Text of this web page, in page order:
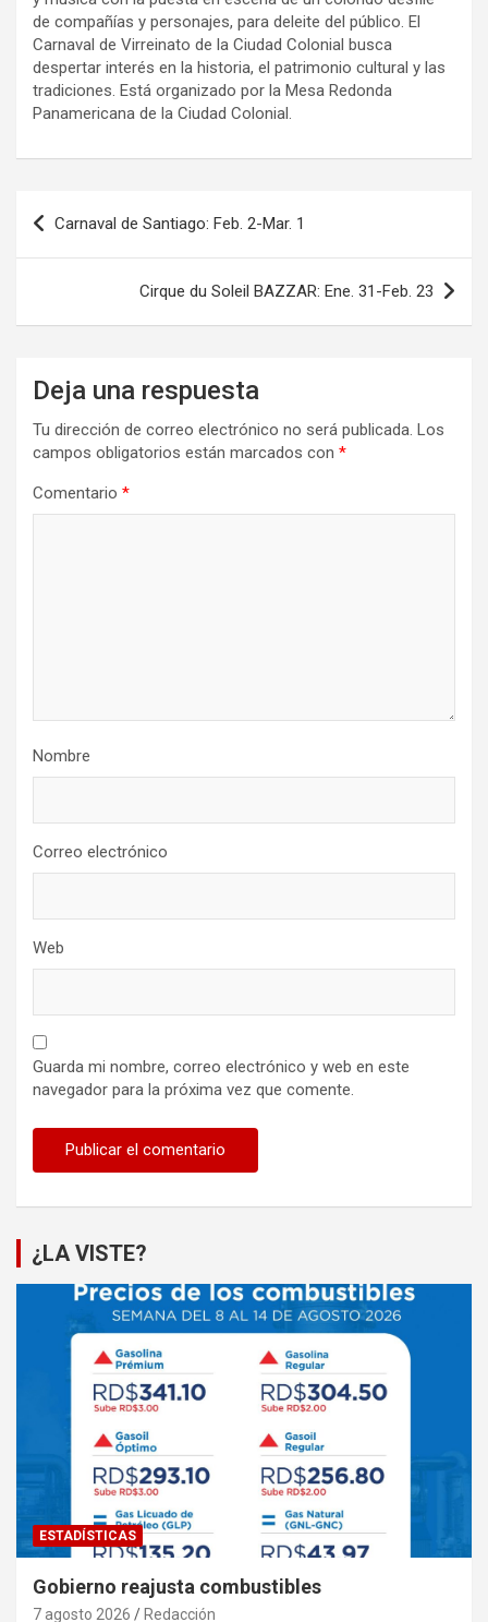
de compañías y personajes, para deleite del público. El
Carnaval de Virreinato de la Ciudad Colonial busca
despertar interés en la historia, el patrimonio cultural y las
tradiciones. Está organizado por la Mesa Redonda
Panamericana de la Ciudad Colonial.
Navegación
de
Carnaval de Santiago: Feb. 2-Mar. 1
Cirque du Soleil BAZZAR: Ene. 31-Feb. 23
Deja una respuesta
Tu dirección de correo electrónico no será publicada. Los
campos obligatorios están marcados con *
Comentario *
Nombre
Correo electrónico
Web
Guarda mi nombre, correo electrónico y web en este
navegador para la próxima vez que comente.
¿LA VISTE?
ESTADÍSTICAS
Gobierno reajusta combustibles
7 agosto 2026 Redacción